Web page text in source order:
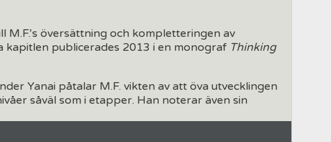
översättning och kompletteringen av
kapitlen publicerades 2013 i en monograf Thinking
Yanai påtalar M.F. vikten av att öva utvecklingen
såväl som i etapper. Han noterar även sin